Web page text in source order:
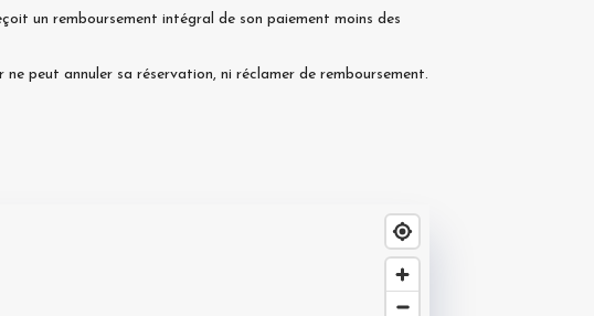
un remboursement intégral de son paiement moins des
peut annuler sa réservation, ni réclamer de remboursement.